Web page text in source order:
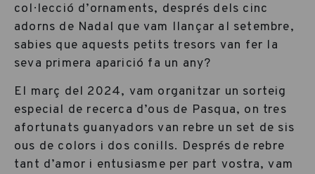
col·lecció d’ornaments, després dels cinc
adorns de Nadal que vam llançar al setembre,
sabies que aquests petits tresors van fer la
seva primera aparició fa un any?
El març del 2024, vam organitzar un sorteig
especial de recerca d’ous de Pasqua, on tres
afortunats guanyadors van rebre un set de sis
ous de colors i dos conills. Després de rebre
tant d’amor i entusiasme per part vostra, vam